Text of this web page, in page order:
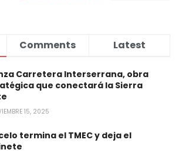
Comments Latest
Carretera Interserrana, obra
que conectará la Sierra
15, 2025
termina el TMEC y deja el